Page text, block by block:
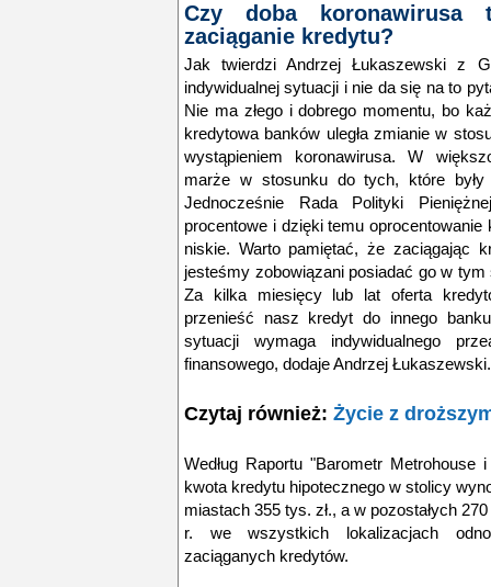
Czy doba
zaciąganie kredytu?
Jak twierdzi Andrzej Łukaszewski z
indywidualnej sytuacji i nie da się na to
Nie ma złego i dobrego momentu, bo
kredytowa banków uległa zmianie w
wystąpieniem koronawirusa. W
marże w stosunku do tych, które
Jednocześnie Rada Polityki
procentowe i dzięki temu
niskie. Warto pamiętać, że zaciągając
jesteśmy zobowiązani posiadać go w
Za kilka miesięcy lub lat oferta
przenieść nasz kredyt do innego
sytuacji wymaga indywidualnego
finansowego, dodaje Andrzej Łukaszewski.
Czytaj również: Życie z
Według Raportu "Barometr
kwota kredytu hipotecznego w stolicy
miastach 355 tys. zł., a w pozostałych
r. we wszystkich lokalizacjach
zaciąganych kredytów.